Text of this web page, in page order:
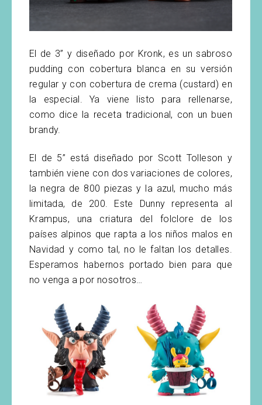
El de 3” y diseñado por Kronk, es un sabroso
pudding con cobertura blanca en su versión
regular y con cobertura de crema (custard) en
la especial. Ya viene listo para rellenarse,
como dice la receta tradicional, con un buen
brandy.
El de 5” está diseñado por Scott Tolleson y
también viene con dos variaciones de colores,
la negra de 800 piezas y la azul, mucho más
limitada, de 200. Este Dunny representa al
Krampus, una criatura del folclore de los
países alpinos que rapta a los niños malos en
Navidad y como tal, no le faltan los detalles.
Esperamos habernos portado bien para que
no venga a por nosotros…